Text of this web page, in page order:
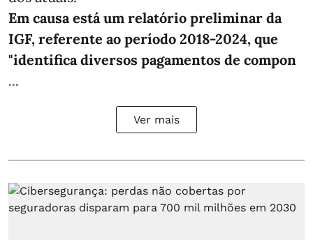
Em causa está um relatório preliminar da
IGF, referente ao período 2018-2024, que
"identifica diversos pagamentos de compon
...
Ver mais